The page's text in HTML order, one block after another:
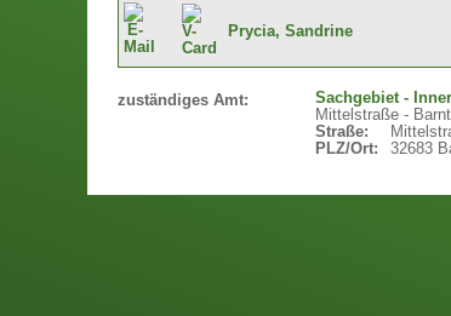
Prycia, Sandrine
zuständiges Amt:
Sachgebiet -
Mittelstraße -
Straße:
PLZ/Ort:
32683